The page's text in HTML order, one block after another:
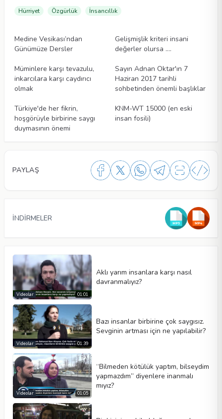
Hürriyet Özgürlük İnsancıllık
Medine Vesikası’ndan
Günümüze Dersler
Gelişmişlik kriteri insani
değerler olursa ….
Müminlere karşı tevazulu,
inkarcılara karşı caydırıcı
olmak
Sayın Adnan Oktar'ın 7
Haziran 2017 tarihli
sohbetinden önemli başlıklar
Türkiye'de her fikrin,
hoşgörüyle birbirine saygı
duymasının önemi
KNM-WT 15000 (en eski
insan fosili)
PAYLAŞ
Video tipi
Otomatik oynat
Kontrolleri göster
Döngü
İNDİRMELER
01:01
Videolar
Aklı yarım insanlara karşı nasıl
davranmalıyız?
01:39
Videolar
Bazı insanlar birbirine çok saygısız.
Sevginin artması için ne yapılabilir?
01:05
Videolar
“Bilmeden kötülük yaptım, bilseydim
yapmazdım” diyenlere inanmalı
mıyız?